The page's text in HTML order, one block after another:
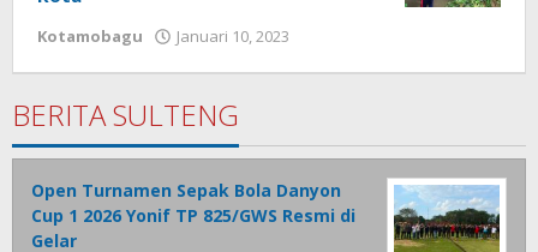
Kotamobagu Januari 10, 2023
BERITA SULTENG
Open Turnamen Sepak Bola Danyon
Cup 1 2026 Yonif TP 825/GWS Resmi di
Gelar